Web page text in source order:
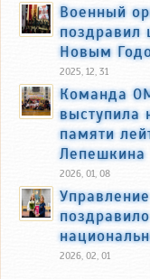
Военный
поздравил
Новым
2025, 12, 31
Команда
выступила
памяти
Лепешкина
2026, 01, 08
2026, 02, 01